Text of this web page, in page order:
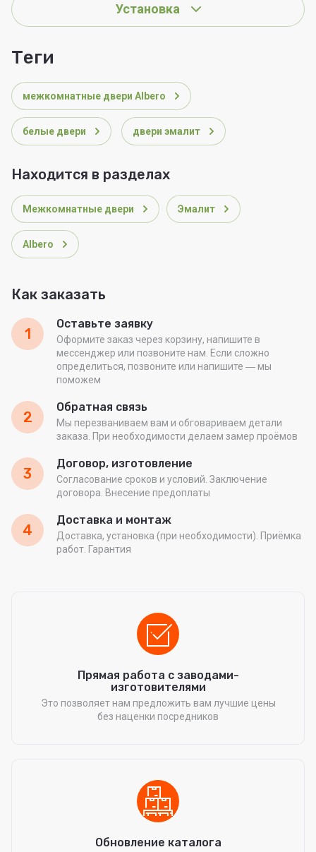
Установка
теги
межкомнатные двери Albero
белые двери двери эмалит
Находится в разделах
Межкомнатные двери Эмалит
Albero
Как заказать
1
Оставьте заявку
Оформите заказ через корзину, напишите в
мессенджер или позвоните нам. Если сложно
определиться, позвоните или напишите ― мы
поможем
2
Обратная связь
Мы перезваниваем вам и обговариваем детали
заказа. При необходимости делаем замер проёмов
3
Договор, изготовление
Согласование сроков и условий. Заключение
договора. Внесение предоплаты
4
Доставка и монтаж
Доставка, установка (при необходимости). Приёмка
работ. Гарантия
Прямая работа с заводами-
изготовителями
Это позволяет нам предложить вам лучшие цены
без наценки посредников
Обновление каталога